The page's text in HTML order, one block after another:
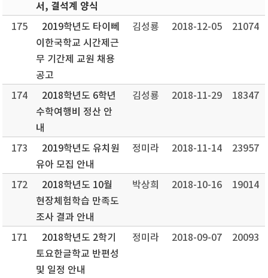
서, 결석계 양식
175
2019학년도 타이뻬
이한국학교 시간제근
무 기간제 교원 채용
공고
김성룡 2018-12-05 21074
174
2018학년도 6학년
수학여행비 정산 안
내
김성룡 2018-11-29 18347
173
2019학년도 유치원
유아 모집 안내
정미라 2018-11-14 23957
172
2018학년도 10월
현장체험학습 만족도
조사 결과 안내
박상희 2018-10-16 19014
171
2018학년도 2학기
토요한글학교 반편성
및 일정 안내
정미라 2018-09-07 20093